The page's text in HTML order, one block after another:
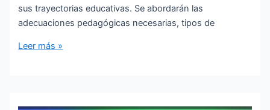
sus trayectorias educativas. Se abordarán las
adecuaciones pedagógicas necesarias, tipos de
Educación
Leer más »